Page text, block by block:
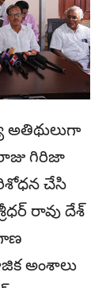
అతిథులుగా
గిరిజా
చేసి
రావు దేశ్
అంశాలు